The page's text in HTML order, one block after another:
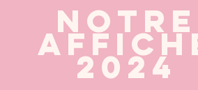
NOTRE
2024